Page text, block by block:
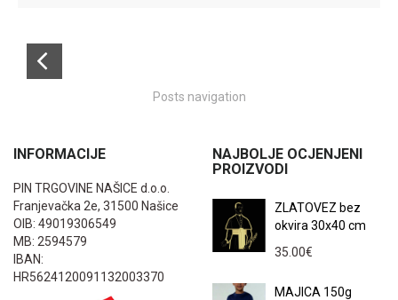
Posts navigation
INFORMACIJE
PIN TRGOVINE NAŠICE d.o.o.
Franjevačka 2e, 31500 Našice
OIB: 49019306549
MB: 2594579
IBAN:
HR5624120091132003370
NAJBOLJE OCJENJENI
PROIZVODI
ZLATOVEZ bez
okvira 30x40 cm
35.00€
MAJICA 150g